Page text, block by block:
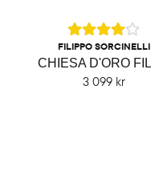
FILIPPO SORCINELLI
3 099 kr